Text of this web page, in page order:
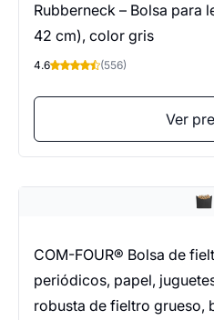
Rubberneck – Bolsa para
42 cm), color gris
4.6 (556)
Ver
COM-FOUR® Bolsa de
periódicos, papel,
robusta de fieltro grueso,